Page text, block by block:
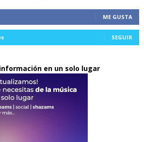
ME GUSTA
SEGUIR
en un solo lugar